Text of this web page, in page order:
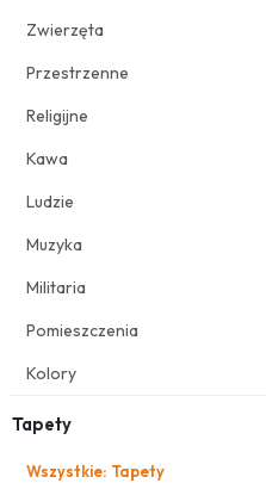
Zwierzęta
Przestrzenne
Religijne
Kawa
Ludzie
Muzyka
Militaria
Pomieszczenia
Kolory
Tapety
Wszystkie: Tapety